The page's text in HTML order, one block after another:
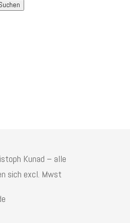
Kunad – alle
sich excl. Mwst